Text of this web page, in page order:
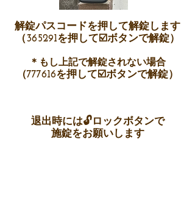
解錠パスコードを押して解錠します
（365291を押して☑️ボタンで解錠）
＊もし上記で解錠されない場合
（777616を押して☑️ボタンで解錠）
​退出時には🔓ロックボタンで
施錠をお願いします